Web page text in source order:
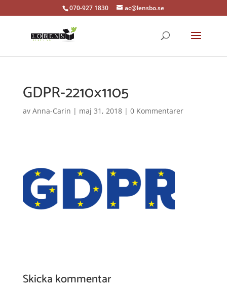
070-927 1830 ac@lensbo.se
GDPR-2210×1105
av Anna-Carin | maj 31, 2018| 0 Kommentarer
Skicka kommentar